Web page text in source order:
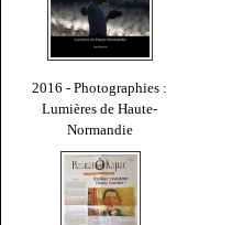
2016 - Photographies :
Lumières de Haute-
Normandie